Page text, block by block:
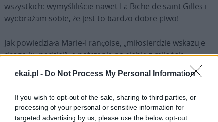
ekai.pl - Do Not Process My Personal Information
If you wish to opt-out of the sale, sharing to third parties, or
processing of your personal or sensitive information for
targeted advertising by us, please use the below opt-out
wszystkich: wymyśliliście nawet La Biche de saint Gilles i
wyobrażam sobie, że jest to bardzo dobre piwo!
Jak powiedziała Marie-Françoise, „miłosierdzie wskazuje
drogę ku nadziei”, a patrzenie na siebie z miłością
pomaga wszystkim – wszystkim! – patrzeć w przyszłość z
ufnością i każdego dnia wyruszać na nowo. Miłość
serce i nie ma na ziemi kobiety ani mężczyzny, którzy nie
potrzebowaliby jej ciepła.